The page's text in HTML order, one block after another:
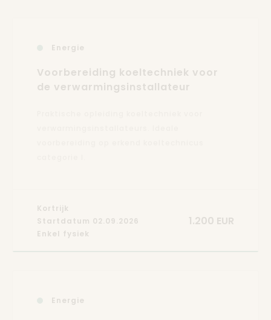
Energie
Voorbereiding koeltechniek voor
de verwarmingsinstallateur
Kortrijk
Startdatum 02.09.2026
Enkel fysiek
1.200 EUR
Energie